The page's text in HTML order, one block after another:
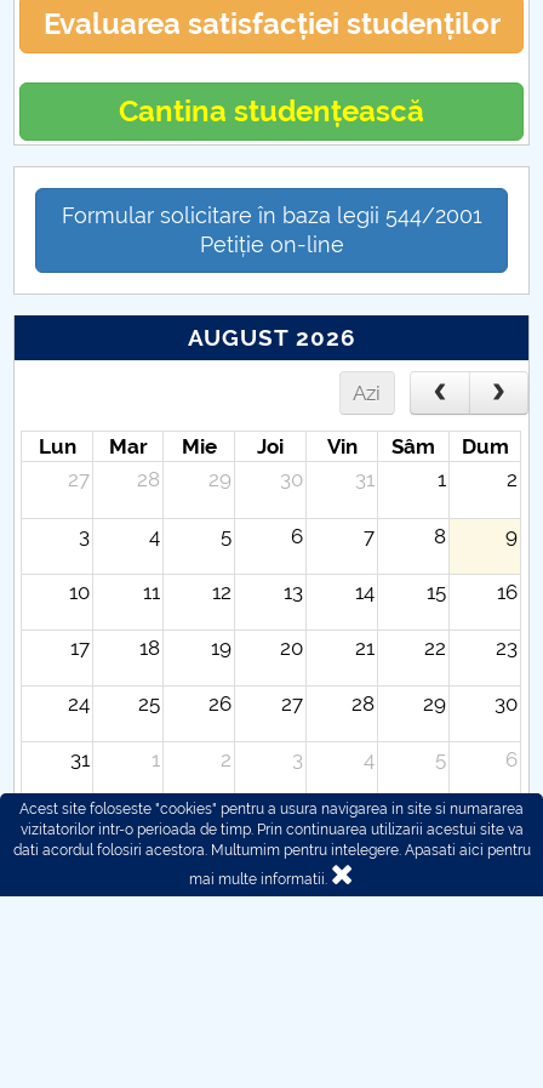
Evaluarea satisfacției studenților
Cantina studențească
Formular solicitare în baza legii 544/2001
Petiție on-line
AUGUST 2026
Azi
Lun Mar Mie Joi Vin Sâm
Dum
27
28 29 30 31 1 2
3 4 5 6 7 8 9
10 11 12 13 14 15 16
17 18 19 20 21 22 23
24 25 26 27 28 29 30
31 1 2 3 4 5 6
Acest site foloseste "cookies" pentru a usura navigarea in site si numararea
vizitatorilor intr-o perioada de timp. Prin continuarea utilizarii acestui site va
dati acordul folosiri acestora. Multumim pentru intelegere. Apasati aici pentru
mai multe informatii.